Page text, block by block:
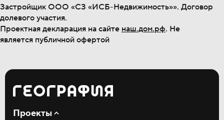
Застройщик ООО «СЗ «ИСБ-Недвижимость»». Договор
долевого участия.
Проектная декларация на сайте наш.дом.рф. Не
является публичной офертой
Проекты